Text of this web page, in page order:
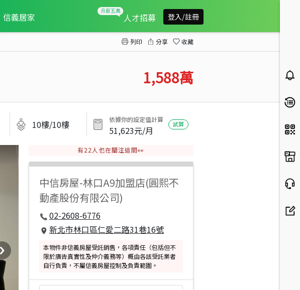
信義居家 人才招募 登入/註冊
列印 分享 收藏
1,588萬
10樓/10樓 依據你的設定值計算
51,623元/月
試算
有22 人也在關注這間👀
中信房屋-林口A9加盟店(圓熙不
動產股份有限公司)
02-2608-6776
新北市林口區仁愛二路31巷16號
本物件非信義房屋受託銷售，各項責任（包括但不
限於廣告真實性及仲介義務等）概由各該受託業者
自行負責，不屬信義房屋控制及負責範圍。